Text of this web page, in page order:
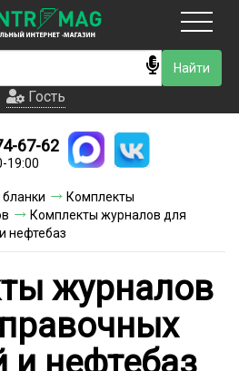
Гость
Новинки
доставки
оплаты
и скидки
Гость
67-62
19:00
Комплекты
Комплекты журналов для
нефтебаз
журналов
и нефтебаз